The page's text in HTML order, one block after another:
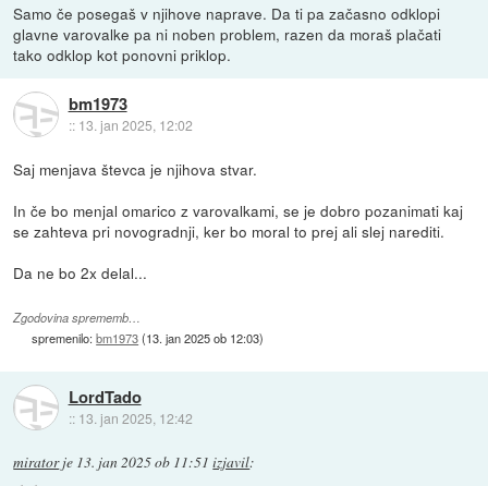
Samo če posegaš v njihove naprave. Da ti pa začasno odklopi
glavne varovalke pa ni noben problem, razen da moraš plačati
tako odklop kot ponovni priklop.
bm1973
:: 13. jan 2025, 12:02
Saj menjava števca je njihova stvar.
In če bo menjal omarico z varovalkami, se je dobro pozanimati kaj
se zahteva pri novogradnji, ker bo moral to prej ali slej narediti.
Da ne bo 2x delal...
Zgodovina sprememb…
spremenilo:bm1973(13. jan 2025 ob 12:03)
LordTado
:: 13. jan 2025, 12:42
miratorje 13. jan 2025 ob 11:51 izjavil: